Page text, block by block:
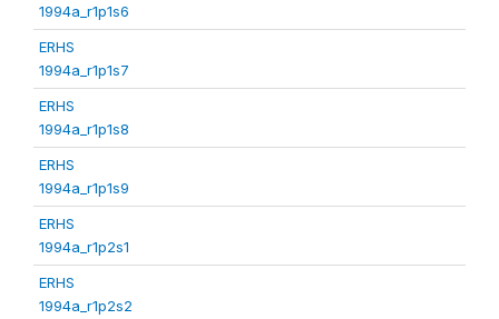
1994a_r1p1s6
ERHS
1994a_r1p1s7
ERHS
1994a_r1p1s8
ERHS
1994a_r1p1s9
ERHS
1994a_r1p2s1
ERHS
1994a_r1p2s2